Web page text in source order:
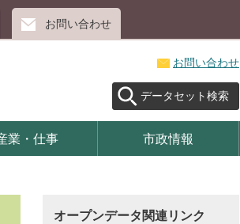
お問い合わせ
お問い合わせ
データセット検索
業・仕事 市政情報
オープンデータ関連リンク